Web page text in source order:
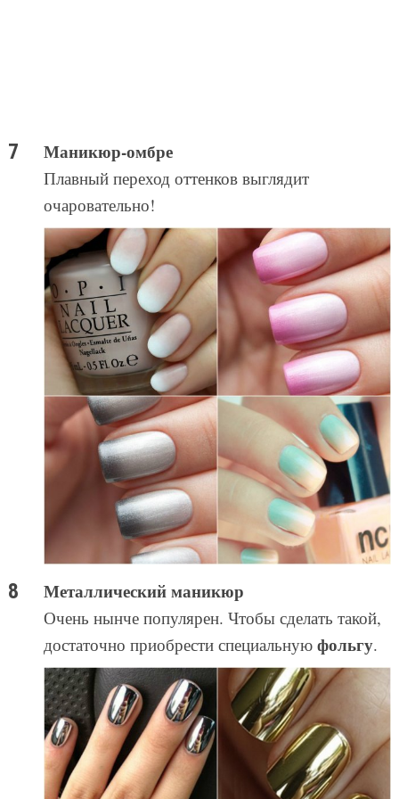
Маникюр-омбре
Плавный переход оттенков выглядит
очаровательно!
Металлический маникюр
Очень нынче популярен. Чтобы сделать такой,
достаточно приобрести специальную фольгу.